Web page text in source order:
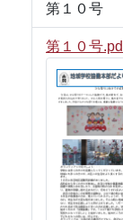
第１０号
第１０号